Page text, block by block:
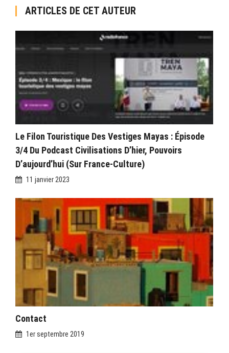
ARTICLES DE CET AUTEUR
Le Filon Touristique Des Vestiges Mayas : Épisode
3/4 Du Podcast Civilisations D’hier, Pouvoirs
D’aujourd’hui (sur France-Culture)
11 janvier 2023
Contact
1er septembre 2019